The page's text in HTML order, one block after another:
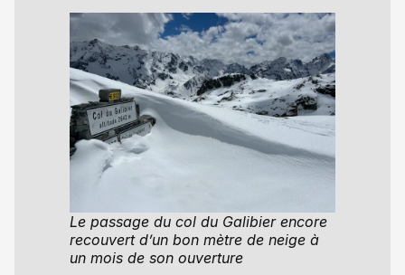
Le passage du col du Galibier encore
recouvert d’un bon mètre de neige à
un mois de son ouverture